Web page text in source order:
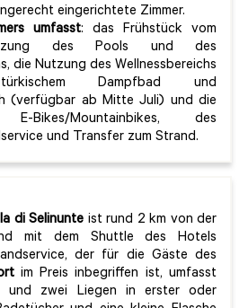
eingerichtete Zimmer.
umfasst: das Frühstück vom
des Pools und des
die Nutzung des Wellnessbereichs
Dampfbad und
(verfügbar ab Mitte Juli) und die
Mountainbikes, des
und Transfer zum Strand.
di Selinunte ist rund 2 km von der
mit dem Shuttle des Hotels
der für die Gäste des
im Preis inbegriffen ist, umfasst
und zwei Liegen in erster oder